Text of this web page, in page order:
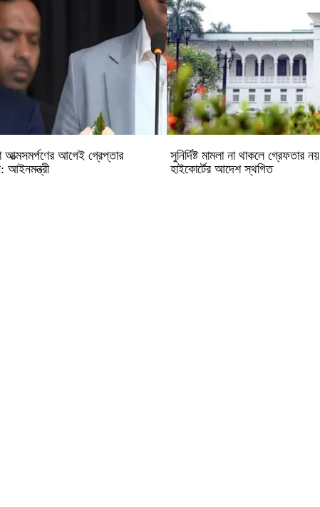
আত্মসমর্পণের আগেই গ্রেপ্তার
আইনমন্ত্রী
সুনির্দিষ্ট মামলা না থাকলে গ্রেফতার নয়
হাইকোর্টের আদেশ স্থগিত